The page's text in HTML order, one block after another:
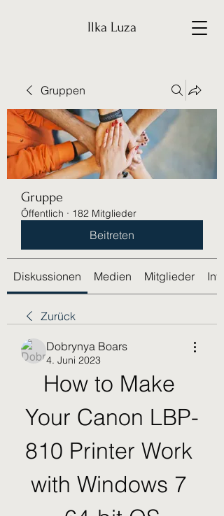
Ilka Luza
Gruppen
Gruppe
Öffentlich · 182 Mitglieder
Beitreten
Diskussionen Medien Mitglieder Info
Zurück
Dobrynya Boars
4. Juni 2023
How to Make
Your Canon LBP-
810 Printer Work
with Windows 7